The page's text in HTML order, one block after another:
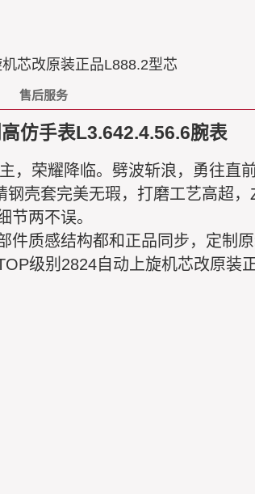
芯改原装正品L888.2型芯
售后服务
仿手表L3.642.4.56.6腕表
，荣耀降临。劈波斩浪，勇往直
壳套完美无瑕，打磨工艺高超，
节两不误。
件质感结构都和正品同步，定
级别2824自动上旋机芯改原装